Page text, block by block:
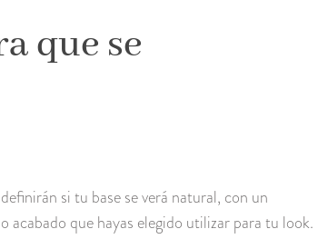
que se
si tu base se verá natural, con un
acabado que hayas elegido utilizar para tu look.